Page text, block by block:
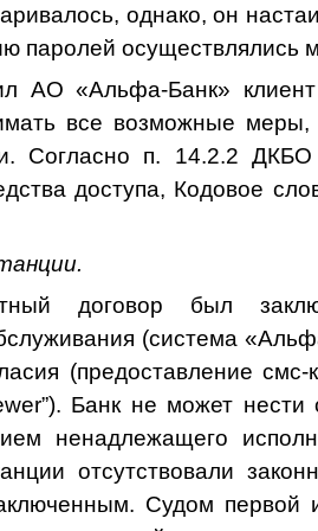
однако, он
паролей осуществлялись
АО «Альфа-Банк»
все возможные
Согласно п. 14.2.2
доступа, Кодовое
договор был
(система
(предоставление смс-
”). Банк не может нести
ненадлежащего
отсутствовали
Судом первой